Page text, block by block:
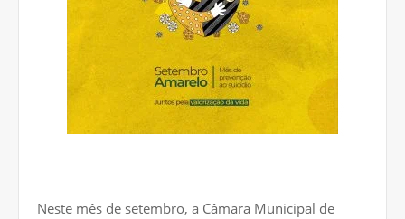
Neste mês de setembro, a Câmara Municipal de